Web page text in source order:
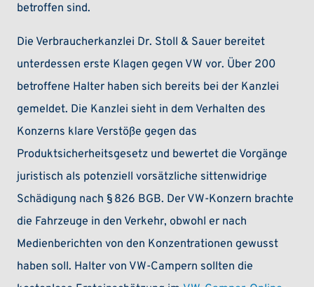
betroffen sind.
Die Verbraucherkanzlei Dr. Stoll & Sauer bereitet
unterdessen erste Klagen gegen VW vor. Über 200
betroffene Halter haben sich bereits bei der Kanzlei
gemeldet. Die Kanzlei sieht in dem Verhalten des
Konzerns klare Verstöße gegen das
Produktsicherheitsgesetz und bewertet die Vorgänge
juristisch als potenziell vorsätzliche sittenwidrige
Schädigung nach § 826 BGB. Der VW-Konzern brachte
die Fahrzeuge in den Verkehr, obwohl er nach
Medienberichten von den Konzentrationen gewusst
haben soll. Halter von VW-Campern sollten die